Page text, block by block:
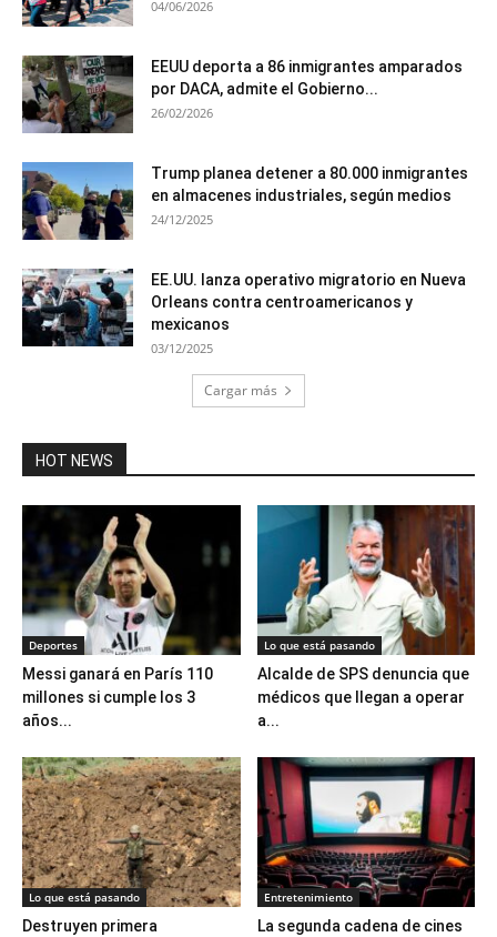
04/06/2026
EEUU deporta a 86 inmigrantes amparados
por DACA, admite el Gobierno...
26/02/2026
Trump planea detener a 80.000 inmigrantes
en almacenes industriales, según medios
24/12/2025
EE.UU. lanza operativo migratorio en Nueva
Orleans contra centroamericanos y
mexicanos
03/12/2025
Cargar más
HOT NEWS
Deportes
Messi ganará en París 110
millones si cumple los 3
años...
Lo que está pasando
Alcalde de SPS denuncia que
médicos que llegan a operar
a...
Lo que está pasando
Destruyen primera
Entretenimiento
La segunda cadena de cines